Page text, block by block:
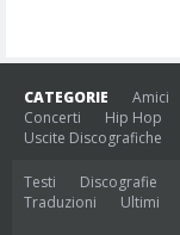
CATEGORIE Amici
Concerti
Hip Hop
Uscite Discografiche
Testi Discografie
Traduzioni
Ultimi